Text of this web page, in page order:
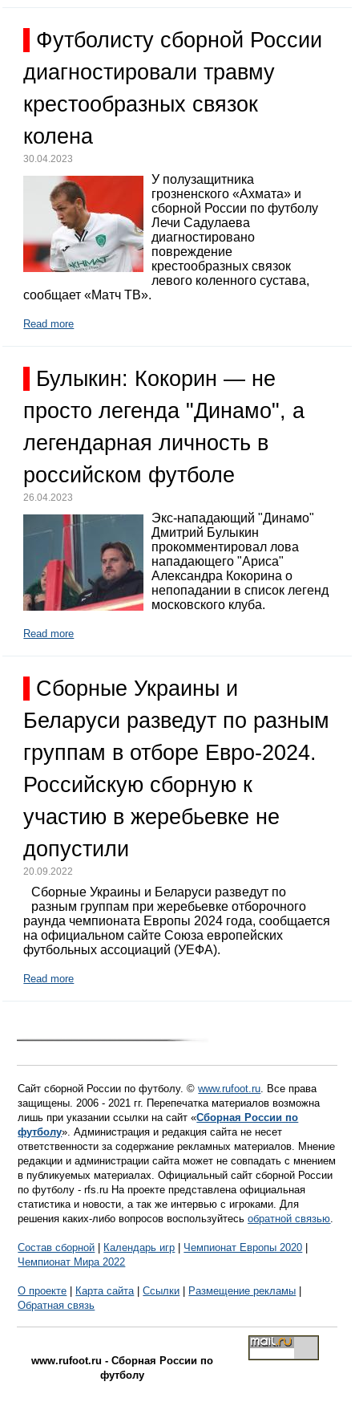
Футболисту сборной России
диагностировали травму
крестообразных связок
колена
30.04.2023
У полузащитника
грозненского «Ахмата» и
сборной России по футболу
Лечи Садулаева
диагностировано
повреждение
крестообразных связок
левого коленного сустава,
сообщает «Матч ТВ».
Read more
Булыкин: Кокорин — не
просто легенда "Динамо", а
легендарная личность в
российском футболе
26.04.2023
Экс-нападающий "Динамо"
Дмитрий Булыкин
прокомментировал лова
нападающего "Ариса"
Александра Кокорина о
непопадании в список легенд
московского клуба.
Read more
Сборные Украины и
Беларуси разведут по разным
группам в отборе Евро-2024.
Российскую сборную к
участию в жеребьевке не
допустили
20.09.2022
Сборные Украины и Беларуси разведут по
разным группам при жеребьевке отборочного
раунда чемпионата Европы 2024 года, сообщается
на официальном сайте Союза европейских
футбольных ассоциаций (УЕФА).
Read more
Сайт сборной России по футболу. ©www.rufoot.ru. Все права
защищены. 2006 - 2021 гг. Перепечатка материалов возможна
лишь при указании ссылки на сайт «Сборная России по
футболу». Администрация и редакция сайта не несет
ответственности за содержание рекламных материалов. Мнение
редакции и администрации сайта может не совпадать с мнением
в публикуемых материалах. Официальный сайт сборной России
по футболу - rfs.ru На проекте представлена официальная
статистика и новости, а так же интервью с игроками. Для
решения каких-либо вопросов воспользуйтесьобратной связью.
Состав сборной Календарь игр Чемпионат Европы 2020
Чемпионат Мира 2022
О проекте Карта сайта|Ссылки Размещение рекламы
Обратная связь
www.rufoot.ru - Сборная России по
футболу